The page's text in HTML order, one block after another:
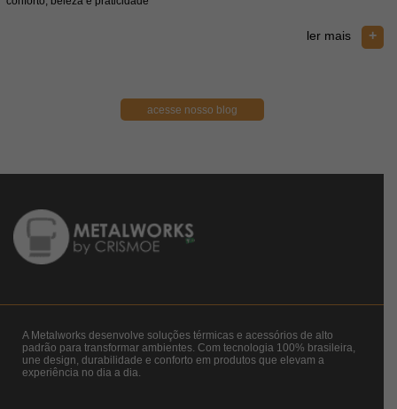
ler mais +
acesse nosso blog
A Metalworks desenvolve soluções térmicas e acessórios de alto
padrão para transformar ambientes. Com tecnologia 100% brasileira,
une design, durabilidade e conforto em produtos que elevam a
experiência no dia a dia.